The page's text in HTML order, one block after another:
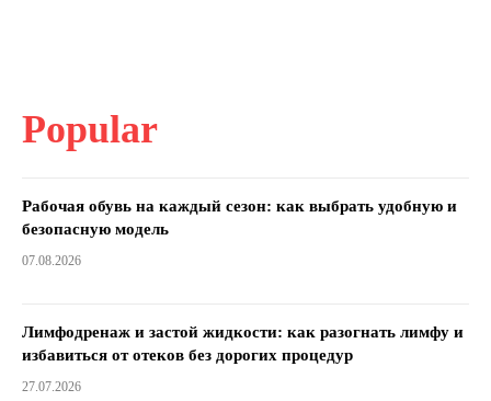
Popular
Рабочая обувь на каждый сезон: как выбрать удобную и
безопасную модель
07.08.2026
Лимфодренаж и застой жидкости: как разогнать лимфу и
избавиться от отеков без дорогих процедур
27.07.2026